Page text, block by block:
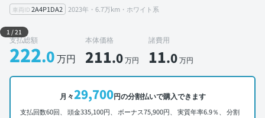
車両ID 2A4P1DA2 2023年・6.7万km・ホワイト系
外装 左前
1 /21
支払総額
222.0万円
本体価格
211.0万円
諸費用
11.0万円
月々29,700円の分割払いで購入できます
支払回数60回、 頭金335,100円、 ボーナス75,900円、 実質年率6.9％、 分割